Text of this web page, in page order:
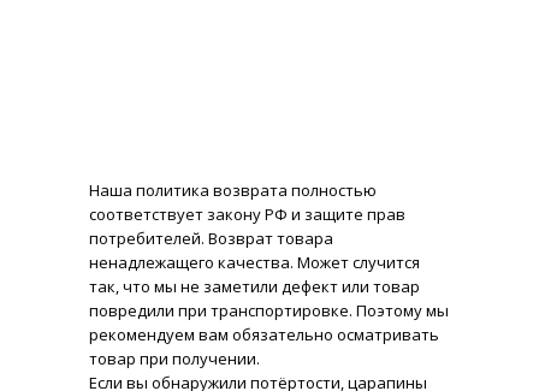
Наша политика возврата полностью
соответствует закону РФ и защите прав
потребителей. Возврат товара
ненадлежащего качества. Может случится
так, что мы не заметили дефект или товар
повредили при транспортировке. Поэтому мы
рекомендуем вам обязательно осматривать
товар при получении.
Если вы обнаружили потёртости, царапины